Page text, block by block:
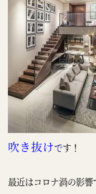
吹き抜けです！
最近はコロナ渦の影響